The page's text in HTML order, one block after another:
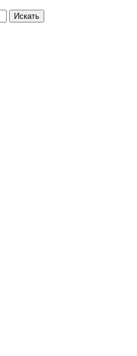
Искать